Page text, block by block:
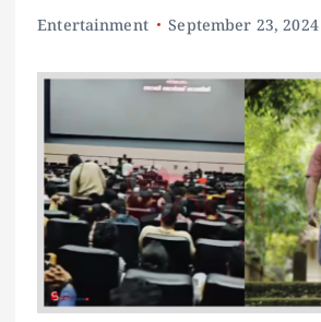
Entertainment September 23, 2024